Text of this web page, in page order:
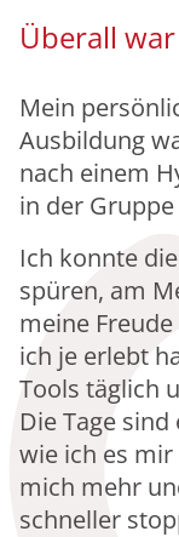
Überall
Mein
Ausbildung
nach einem
in der
Ich konnte
spüren, am
meine
ich je erlebt
Tools täglich
Die Tage
wie ich es
mich mehr
schneller